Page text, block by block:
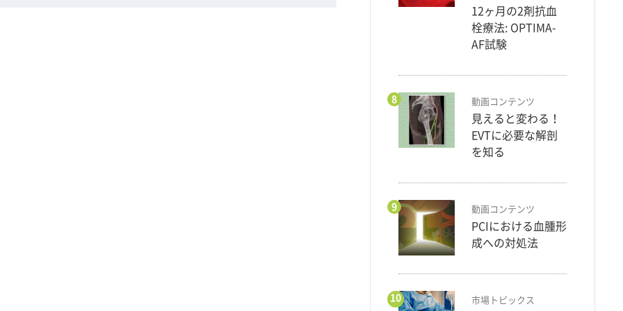
12ヶ月の2剤抗血
栓療法: OPTIMA-
AF試験
8 動画コンテンツ
見えると変わる！
EVTに必要な解剖
を知る
9 動画コンテンツ
PCIにおける血腫形
成への対処法
10 市場トピックス